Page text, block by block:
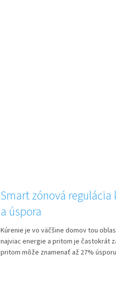
Smart zónová
a úspora
Kúrenie je vo väčšine domov tou
najviac energie a pritom je častokrát
pritom môže znamenať až 27%